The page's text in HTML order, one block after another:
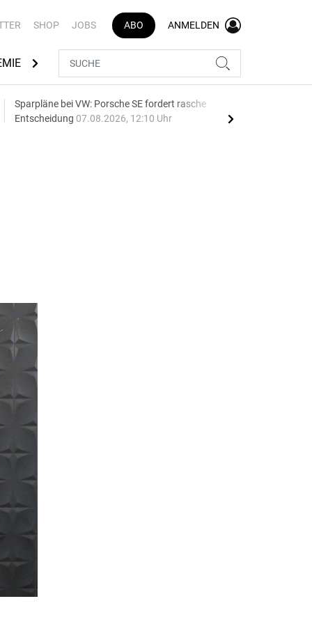
SHOP JOBS ABO ANMELDEN
AUTOMARKEN
Sparpläne bei VW: Porsche SE fordert rasche
Entscheidung 07.08.2026, 12:10 Uhr